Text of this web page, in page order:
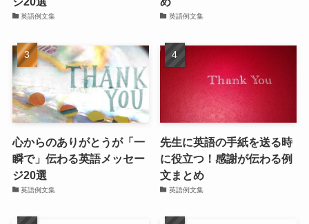
英語例文集 英語例文集
心からのありがとうが「一
瞬で」伝わる英語メッセー
ジ20選
英語例文集
先生に英語の手紙を送る時
に役立つ！感謝が伝わる例
文まとめ
英語例文集